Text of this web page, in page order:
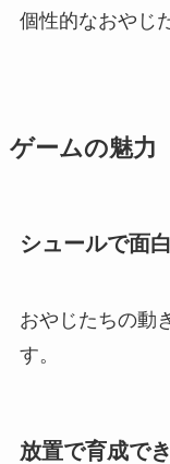
個性的なおやじ
ゲームの魅力
シュールで面
おやじたちの動
す。
放置で育成で